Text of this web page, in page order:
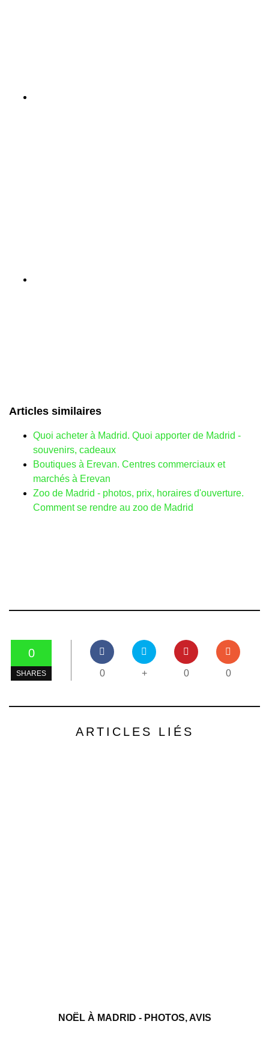
Articles similaires
Quoi acheter à Madrid. Quoi apporter de Madrid -
souvenirs, cadeaux
Boutiques à Erevan. Centres commerciaux et
marchés à Erevan
Zoo de Madrid - photos, prix, horaires d'ouverture.
Comment se rendre au zoo de Madrid
0
SHARES 0 + 0 0
ARTICLES LIÉS
NOËL À MADRID - PHOTOS, AVIS